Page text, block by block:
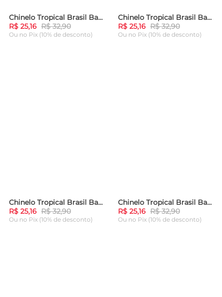
- 23%Chinelo Tropical Brasil Baby Azul
R$ 25,16 R$ 32,90
Ou no Pix (10% de desconto)
- 23%Chinelo Tropical Brasil Baby Ciano com Turquesa
R$ 25,16 R$ 32,90
Ou no Pix (10% de desconto)
- 23%Chinelo Tropical Brasil Baby Rosa
R$ 25,16 R$ 32,90
Ou no Pix (10% de desconto)
- 23%Chinelo Tropical Brasil Baby Lilás
R$ 25,16 R$ 32,90
Ou no Pix (10% de desconto)